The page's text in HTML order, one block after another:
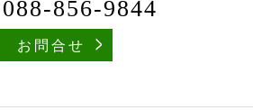
856-9844
お問合せ